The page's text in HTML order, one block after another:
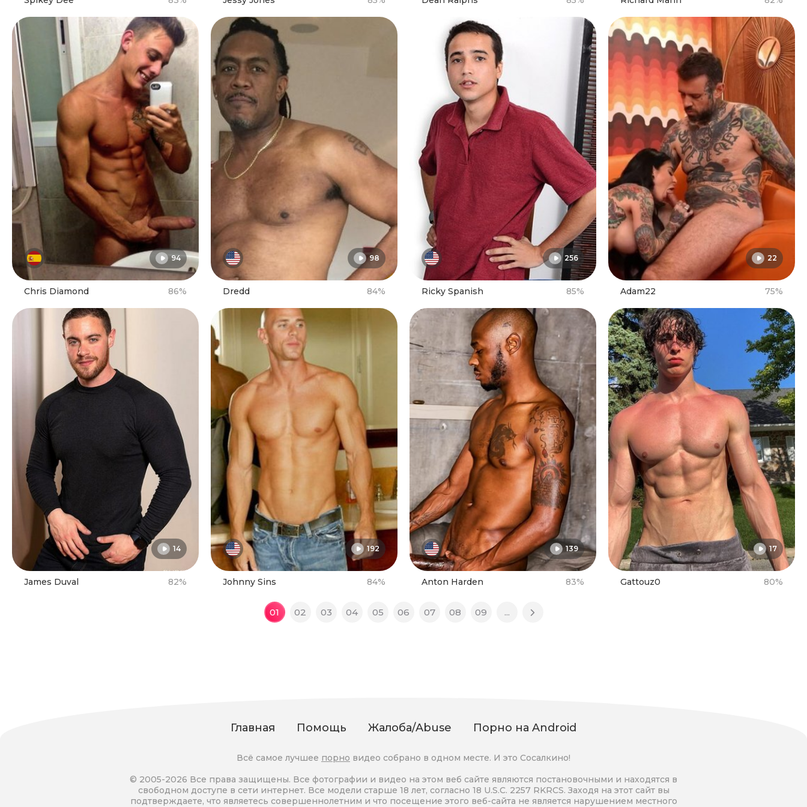
94
Chris Diamond 86%
98
Dredd 84%
256
Ricky Spanish 85%
22
Adam22 75%
14
James Duval 82%
192
Johnny Sins 84%
139
Anton Harden 83%
17
Gattouz0 80%
01 02 03 04 05 06 07 08 09 ...
Главная Помощь Жалоба/Abuse Порно на Android
Всё самое лучшее порно видео собрано в одном месте. И это Сосалкино!
© 2005-2026 Все права защищены. Все фотографии и видео на этом веб сайте являются постановочными и находятся в
свободном доступе в сети интернет. Все модели старше 18 лет, согласно 18 U.S.C. 2257 RKRCS. Заходя на этот сайт вы
подтверждаете, что являетесь совершеннолетним и что посещение этого веб-сайта не является нарушением местного